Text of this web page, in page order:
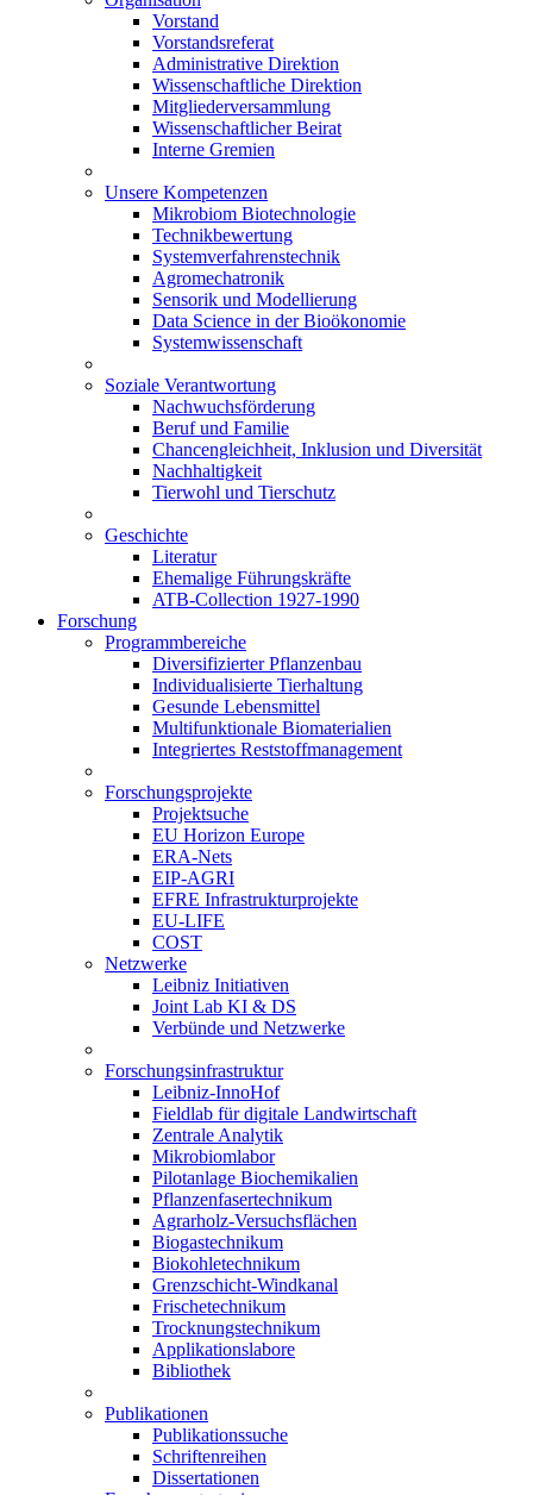
Vorstand
Vorstandsreferat
Administrative Direktion
Wissenschaftliche Direktion
Mitgliederversammlung
Wissenschaftlicher Beirat
Interne Gremien
Unsere Kompetenzen
Mikrobiom Biotechnologie
Technikbewertung
Systemverfahrenstechnik
Agromechatronik
Sensorik und Modellierung
Data Science in der Bioökonomie
Systemwissenschaft
Soziale Verantwortung
Nachwuchsförderung
Beruf und Familie
Chancengleichheit, Inklusion und Diversität
Nachhaltigkeit
Tierwohl und Tierschutz
Geschichte
Literatur
Ehemalige Führungskräfte
ATB-Collection 1927-1990
Forschung
Programmbereiche
Diversifizierter Pflanzenbau
Individualisierte Tierhaltung
Gesunde Lebensmittel
Multifunktionale Biomaterialien
Integriertes Reststoffmanagement
Forschungsprojekte
Projektsuche
EU Horizon Europe
ERA-Nets
EIP-AGRI
EFRE Infrastrukturprojekte
EU-LIFE
COST
Netzwerke
Leibniz Initiativen
Joint Lab KI & DS
Verbünde und Netzwerke
Forschungsinfrastruktur
Leibniz-InnoHof
Fieldlab für digitale Landwirtschaft
Zentrale Analytik
Mikrobiomlabor
Pilotanlage Biochemikalien
Pflanzenfasertechnikum
Agrarholz-Versuchsflächen
Biogastechnikum
Biokohletechnikum
Grenzschicht-Windkanal
Frischetechnikum
Trocknungstechnikum
Applikationslabore
Bibliothek
Publikationen
Publikationssuche
Schriftenreihen
Dissertationen